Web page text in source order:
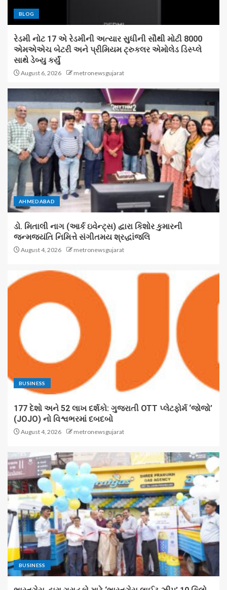
BLOG
રેડમી નોટ 17 એ રેડમીની અત્યાર સુધીની સૌથી મોટી 8000
એમએએચ બેટરી અને પ્રીમિયમ ટ્રુકલર એમોલેડ ડિસ્પ્લે
સાથે ડેબ્યુ કર્યું
August 6, 2026 metronewsgujarat
AHMEDABAD
ડો. મિતાલી નાગ (આર્ક ઇવેન્ટ્સ) દ્વારા કિશોર કુમારની
જન્મજયંતિ નિમિત્તે સંગીતમય શ્રદ્ધાંજલિ
August 4, 2026 metronewsgujarat
BUSINESS
177 દેશો અને 52 લાખ દર્શકો: ગુજરાતી OTT પ્લેટફોર્મ ‘જોજો’
(JOJO) નો વિશ્વભરમાં દબદબો
August 4, 2026 metronewsgujarat
BUSINESS